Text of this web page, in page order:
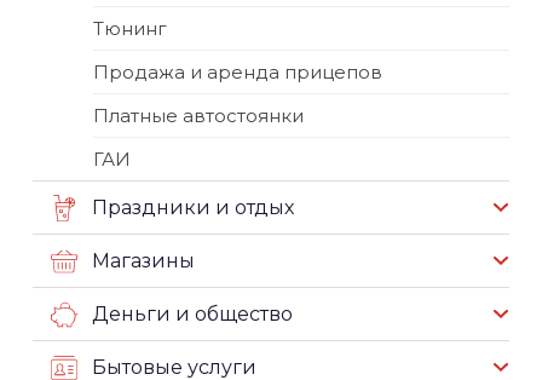
Тюнинг
Продажа и аренда прицепов
Платные автостоянки
ГАИ
Праздники и отдых
Магазины
Деньги и общество
Бытовые услуги